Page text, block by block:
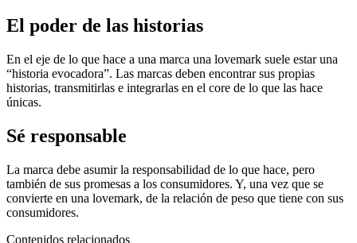
El poder de las historias
En el eje de lo que hace a una marca una lovemark suele estar una
“historia evocadora”. Las marcas deben encontrar sus propias
historias, transmitirlas e integrarlas en el core de lo que las hace
únicas.
Sé responsable
La marca debe asumir la responsabilidad de lo que hace, pero
también de sus promesas a los consumidores. Y, una vez que se
convierte en una lovemark, de la relación de peso que tiene con sus
consumidores.
Contenidos relacionados